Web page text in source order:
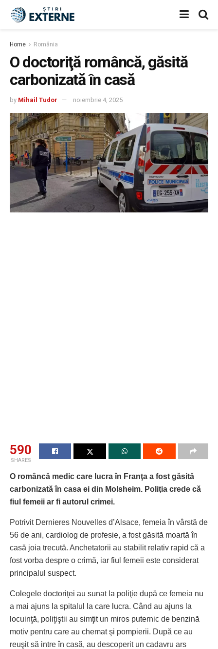
Home România
O doctoriţă româncă, găsită
carbonizată în casă
by Mihail Tudor noiembrie 4, 2025
590
SHARES
O româncă medic care lucra în Franţa a fost găsită
carbonizată în casa ei din Molsheim. Poliţia crede că
fiul femeii ar fi autorul crimei.
Potrivit Dernieres Nouvelles d’Alsace, femeia în vârstă de
56 de ani, cardiolog de profesie, a fost găsită moartă în
casă joia trecută. Anchetatorii au stabilit relativ rapid că a
fost vorba despre o crimă, iar fiul femeii este considerat
principalul suspect.
Colegele doctoriţei au sunat la poliţie după ce femeia nu
a mai ajuns la spitalul la care lucra. Când au ajuns la
locuinţă, poliţiştii au simţit un miros puternic de benzină
motiv pentru care au chemat şi pompierii. După ce au
reuşit să intre în casă, au descoperit un cadavru ars